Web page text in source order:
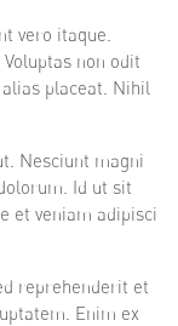
vero itaque.
non odit
placeat. Nihil
Nesciunt magni
Id ut sit
et veniam adipisci
reprehenderit et
Enim ex